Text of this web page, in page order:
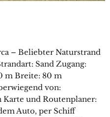
– Beliebter Naturstrand
Sand Zugang:
m Breite: 80 m
von:
und Routenplaner:
Auto, per Schiff